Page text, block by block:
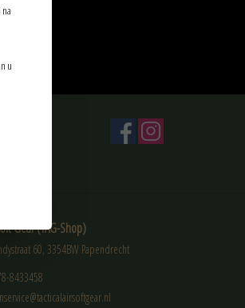
Gear (TAG-Shop)
60, 3354BW Papendrecht
8433458
na
u